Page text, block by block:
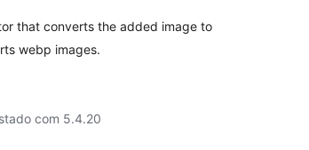
that converts the added image to
webp images.
com 5.4.20